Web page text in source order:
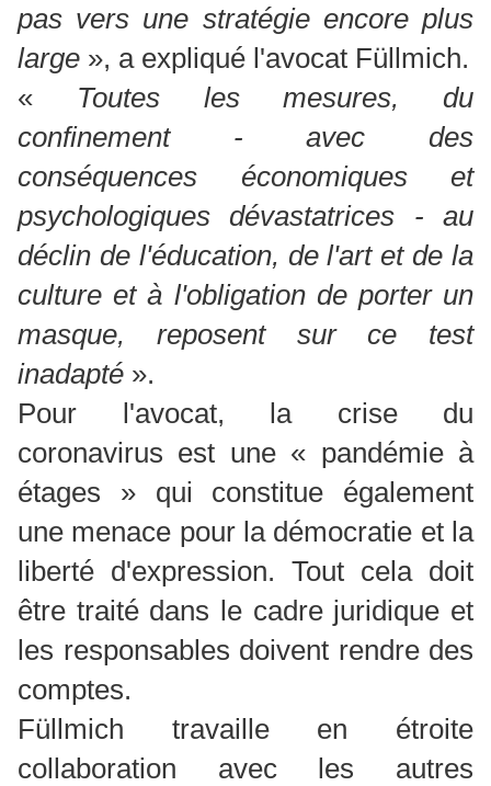
pas vers une stratégie encore plus
large », a expliqué l'avocat Füllmich.
« Toutes les mesures, du
confinement - avec des
conséquences économiques et
psychologiques dévastatrices - au
déclin de l'éducation, de l'art et de la
culture et à l'obligation de porter un
masque, reposent sur ce test
inadapté ».
Pour l'avocat, la crise du
coronavirus est une « pandémie à
étages » qui constitue également
une menace pour la démocratie et la
liberté d'expression. Tout cela doit
être traité dans le cadre juridique et
les responsables doivent rendre des
comptes.
Füllmich travaille en étroite
collaboration avec les autres